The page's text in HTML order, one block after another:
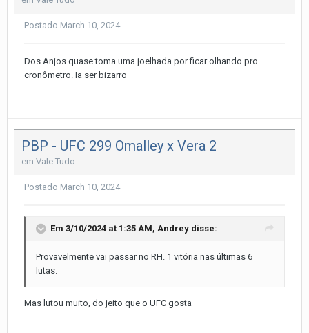
Postado March 10, 2024
Dos Anjos quase toma uma joelhada por ficar olhando pro
cronômetro. Ia ser bizarro
PBP - UFC 299 Omalley x Vera 2
em Vale Tudo
Postado March 10, 2024
Em 3/10/2024 at 1:35 AM, Andrey disse:
Provavelmente vai passar no RH. 1 vitória nas últimas 6
lutas.
Mas lutou muito, do jeito que o UFC gosta